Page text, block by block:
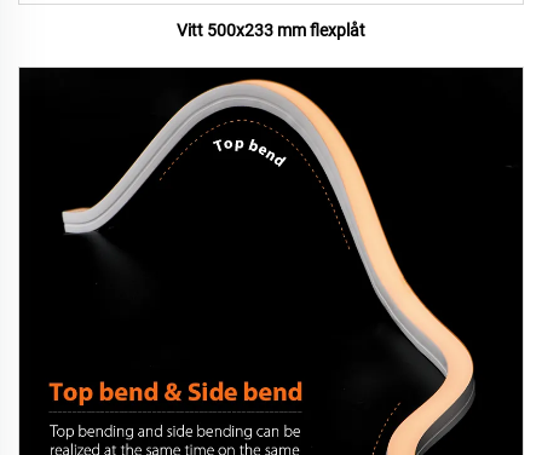
Vitt 500x233 mm flexplåt